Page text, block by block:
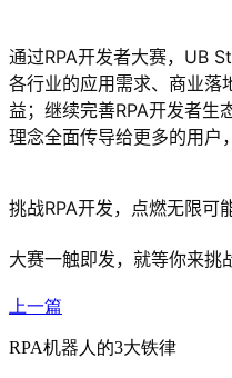
通过RPA开发者大赛，UB
各行业的应用需求、商业落
益；继续完善RPA开发者生
理念全面传导给更多的用户
挑战RPA开发，点燃无限可能
大赛一触即发，就等你来挑
上一篇
RPA机器人的3大铁律